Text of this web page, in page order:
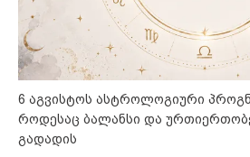
6 აგვისტოს ასტროლოგიური
როდესაც ბალანსი და
გადადის